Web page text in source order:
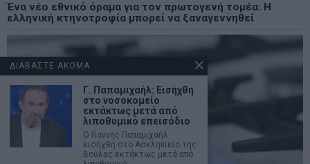
Ένα νέο εθνικό όραμα για τον πρωτογενή τομέα: Η
ελληνική κτηνοτροφία μπορεί να ξαναγεννηθεί
ΔΙΑΒΑΣΤΕ ΑΚΟΜΑ
Γ. Παπαμιχαήλ: Εισήχθη
στο νοσοκομείο
εκτάκτως μετά από
λιποθυμικό επεισόδιο
Ο Γιάννης Παπαμιχαήλ
εισήχθη στο Ασκληπιείο της
Βούλας εκτάκτως μετά από